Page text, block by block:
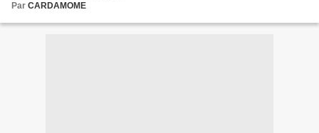
Par CARDAMOME